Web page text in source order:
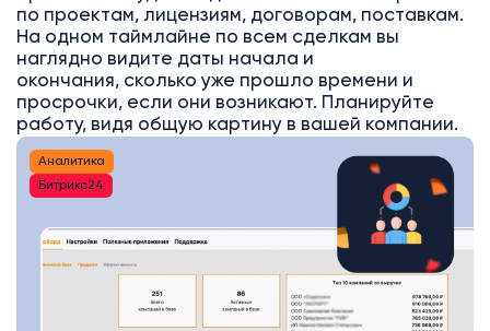
по проектам, лицензиям, договорам, поставкам.
На одном таймлайне по всем сделкам вы
наглядно видите даты начала и
окончания, сколько уже прошло времени и
просрочки, если они возникают. Планируйте
работу, видя общую картину в вашей компании.
Аналитика
Битрикс24